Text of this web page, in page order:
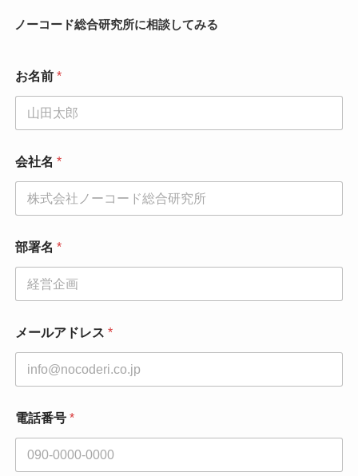
ノーコード総合研究所に相談してみる
お名前 *
*
電
番
会社名 *
部署名 *
メールアドレス *
電話番号 *